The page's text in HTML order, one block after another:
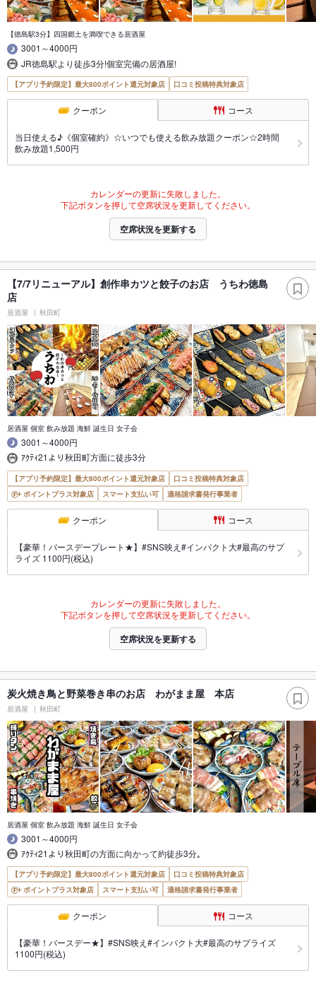
【徳島駅3分】四国郷土を満喫できる居酒屋
3001～4000円
JR徳島駅より徒歩3分!個室完備の居酒屋!
【アプリ予約限定】最大800ポイント還元対象店 口コミ投稿特典対象店
クーポン コース
当日使える♪《個室確約》☆いつでも使える飲み放題クーポン☆2時間
飲み放題1,500円
カレンダーの更新に失敗しました。
下記ボタンを押して空席状況を更新してください。
空席状況を更新する
【7/7リニューアル】創作串カツと餃子のお店 うちわ徳島
店
居酒屋 秋田町
居酒屋 個室 飲み放題 海鮮 誕生日 女子会
3001～4000円
ｱｸﾃｨ21より秋田町方面に徒歩3分
【アプリ予約限定】最大800ポイント還元対象店
口コミ投稿特典対象店
ポイントプラス対象店
スマート支払い可 適格請求書発行事業者
クーポン コース
【豪華！バースデープレート★】#SNS映え#インパクト大#最高のサプ
ライズ 1100円(税込)
カレンダーの更新に失敗しました。
下記ボタンを押して空席状況を更新してください。
空席状況を更新する
炭火焼き鳥と野菜巻き串のお店 わがまま屋 本店
居酒屋 秋田町
居酒屋 個室 飲み放題 海鮮 誕生日 女子会
3001～4000円
ｱｸﾃｨ21より秋田町の方面に向かって約徒歩3分｡
【アプリ予約限定】最大800ポイント還元対象店
口コミ投稿特典対象店
ポイントプラス対象店
スマート支払い可 適格請求書発行事業者
クーポン コース
【豪華！バースデー★】#SNS映え#インパクト大#最高のサプライズ
1100円(税込)